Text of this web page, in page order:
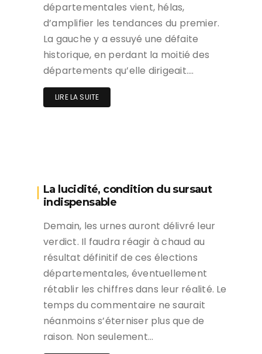
départementales vient, hélas,
d’amplifier les tendances du premier.
La gauche y a essuyé une défaite
historique, en perdant la moitié des
départements qu’elle dirigeait….
LIRE LA SUITE
La lucidité, condition du sursaut
indispensable
Demain, les urnes auront délivré leur
verdict. Il faudra réagir à chaud au
résultat définitif de ces élections
départementales, éventuellement
rétablir les chiffres dans leur réalité. Le
temps du commentaire ne saurait
néanmoins s’éterniser plus que de
raison. Non seulement…